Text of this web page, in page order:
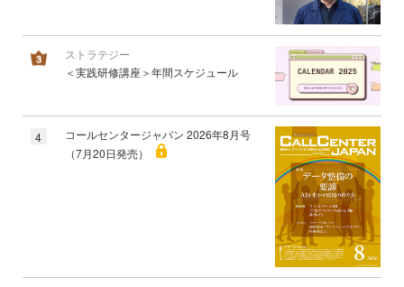
ストラテジー
＜実践研修講座＞年間スケジュール
4
コールセンタージャパン 2026年8月号
（7月20日発売）